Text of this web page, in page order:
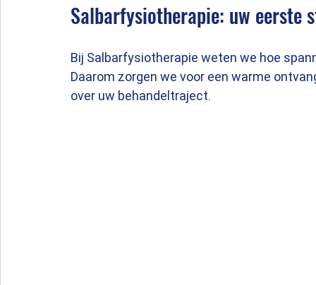
Salbarfysiotherapie: uw eerste
Bij Salbarfysiotherapie weten we hoe
Daarom zorgen we voor een warme
over uw behandeltraject.